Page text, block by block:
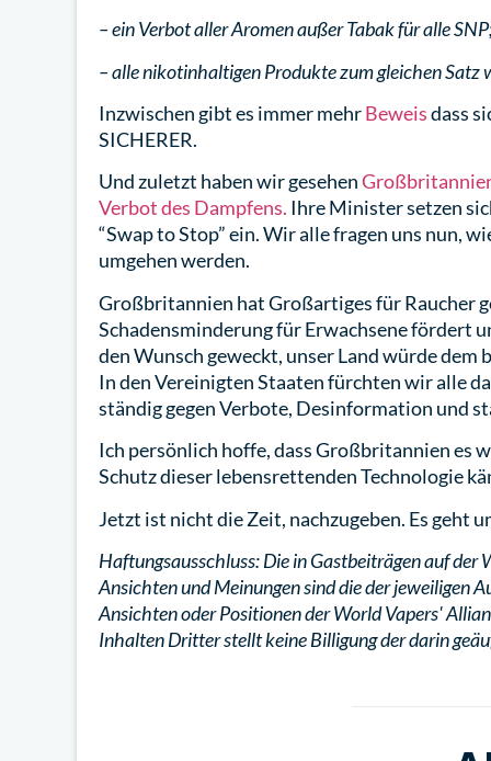
– ein Verbot aller Aromen außer Tabak für alle
– alle nikotinhaltigen Produkte zum gleichen Satz
Inzwischen gibt es immer mehrBeweisdass
SICHERER.
Und zuletzt haben wir gesehen
Verbot des Dampfens. Ihre Minister setzen
“Swap to Stop” ein. Wir alle fragen uns nun,
umgehen werden.
Großbritannien hat Großartiges für Raucher
Schadensminderung für Erwachsene fördert
den Wunsch geweckt, unser Land würde
In den Vereinigten Staaten fürchten wir alle
ständig gegen Verbote, Desinformation und
Ich persönlich hoffe, dass Großbritannien es
Schutz dieser lebensrettenden Technologie
Jetzt ist nicht die Zeit, nachzugeben. Es geht
Haftungsausschluss: Die in Gastbeiträgen auf
Ansichten und Meinungen sind die der jeweiligen
Ansichten oder Positionen der World Vapers'
Inhalten Dritter stellt keine Billigung der darin